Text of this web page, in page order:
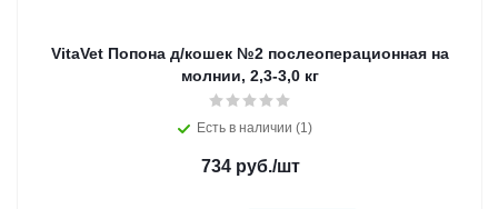
VitaVet Попона д/кошек №2 послеоперационная на
молнии, 2,3-3,0 кг
Есть в наличии (1)
734руб./шт